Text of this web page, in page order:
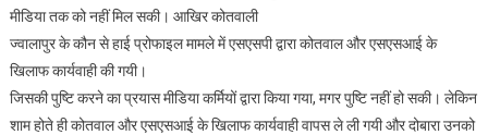
पर
टर्न
मीडिया तक को नहीं मिल सकी। आखिर कोतवाली
ज्वालापुर के कौन से हाई प्रोफाइल मामले में एसएसपी द्वारा कोतवाल और एसएसआई के
खिलाफ कार्यवाही की गयी।
जिसकी पुष्टि करने का प्रयास मीडिया कर्मियों द्वारा किया गया, मगर पुष्टि नहीं हो सकी। लेकिन
शाम होते ही कोतवाल और एसएसआई के खिलाफ कार्यवाही वापस ले ली गयी और दोबारा उनको